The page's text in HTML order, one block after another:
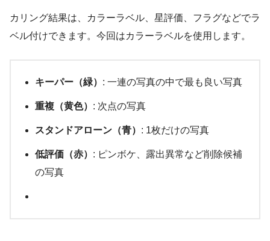
カリング結果は、カラーラベル、星評価、フラグなどでラ
ベル付けできます。今回はカラーラベルを使用します。
キーパー（緑） : 一連の写真の中で最も良い写真
重複（黄色） : 次点の写真
スタンドアローン（青） : 1枚だけの写真
低評価（赤） : ピンボケ、露出異常など削除候補
の写真